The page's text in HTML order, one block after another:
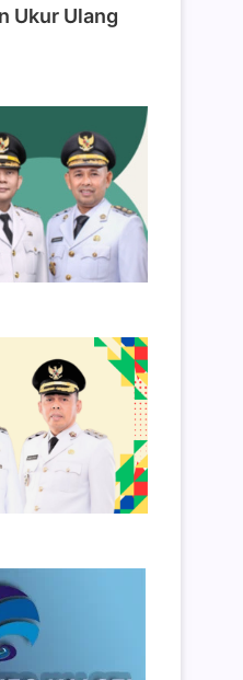
Ukur Ulang